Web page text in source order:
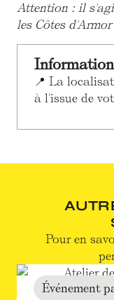
Attention : il
les Côtes
📍 La
à l'issue de
Pour en
Événement